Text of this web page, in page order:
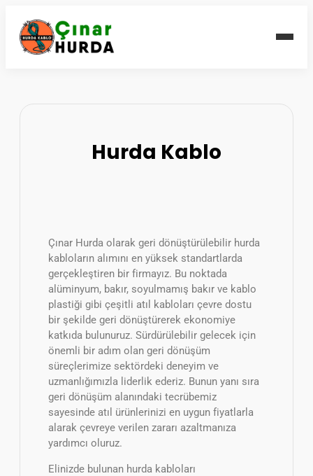
Hurda Kablo
Çınar Hurda olarak geri dönüştürülebilir hurda
kabloların alımını en yüksek standartlarda
gerçekleştiren bir firmayız. Bu noktada
alüminyum, bakır, soyulmamış bakır ve kablo
plastiği gibi çeşitli atıl kabloları çevre dostu
bir şekilde geri dönüştürerek ekonomiye
katkıda bulunuruz. Sürdürülebilir gelecek için
önemli bir adım olan geri dönüşüm
süreçlerimize sektördeki deneyim ve
uzmanlığımızla liderlik ederiz. Bunun yanı sıra
geri dönüşüm alanındaki tecrübemiz
sayesinde atıl ürünlerinizi en uygun fiyatlarla
alarak çevreye verilen zararı azaltmanıza
yardımcı oluruz.
Elinizde bulunan hurda kabloları